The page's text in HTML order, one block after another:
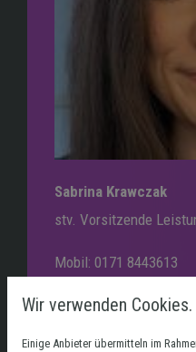
Sabrina Krawczak
stv. Vorsitzende
Mobil: 0171 8443613
Wir verwenden Cookies.
Einige Anbieter übermitteln im